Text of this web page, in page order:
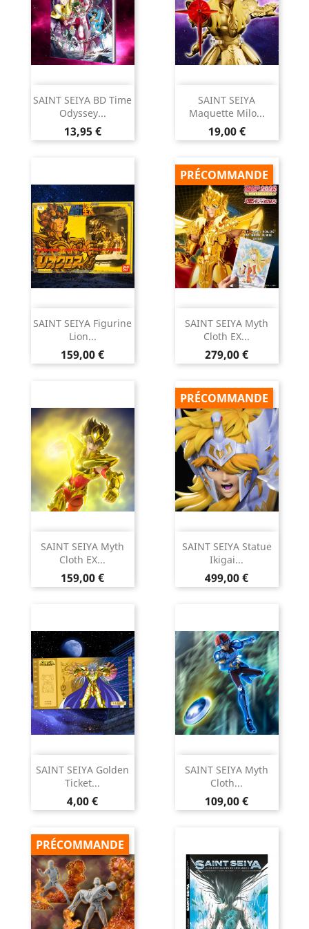
SAINT SEIYA BD Time
Odyssey...
Prix
13,95 €
SAINT SEIYA
Maquette Milo...
Prix
19,00 €
SAINT SEIYA Figurine
Lion...
Prix
159,00 €
SAINT SEIYA Myth
Cloth EX...
Prix
279,00 €
PRÉCOMMANDE
SAINT SEIYA Myth
Cloth EX...
Prix
159,00 €
SAINT SEIYA Statue
Ikigai...
Prix
499,00 €
PRÉCOMMANDE
SAINT SEIYA Golden
Ticket...
Prix
4,00 €
SAINT SEIYA Myth
Cloth...
Prix
109,00 €
PRÉCOMMANDE